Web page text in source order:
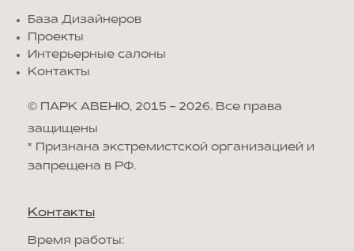
База Дизайнеров
Проекты
Интерьерные салоны
Контакты
© ПАРК АВЕНЮ, 2015 - 2026. Все права
защищены
* Признана экстремистской организацией и
запрещена в РФ.
Контакты
Время работы: